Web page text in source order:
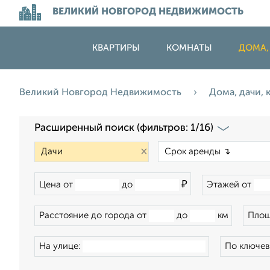
ВЕЛИКИЙ НОВГОРОД НЕДВИЖИМОСТЬ
КВАРТИРЫ КОМНАТЫ ДОМА,
Великий Новгород Недвижимость Дома, дачи,
Расширенный поиск (фильтров: 1/16)
×
Цена от до ₽ Этажей от
Расстояние до города от до км
На улице: По